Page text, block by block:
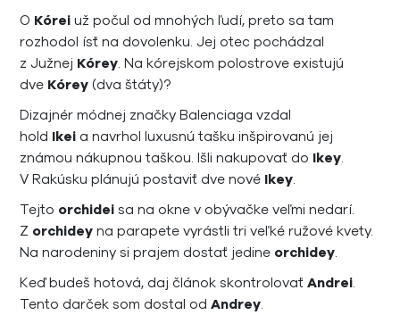
O Kórei už počul od mnohých ľudí, preto sa tam
rozhodol ísť na dovolenku. Jej otec pochádzal
z Južnej Kórey. Na kórejskom polostrove existujú
dve Kórey (dva štáty)?
Dizajnér módnej značky Balenciaga vzdal
hold Ikei a navrhol luxusnú tašku inšpirovanú jej
známou nákupnou taškou. Išli nakupovať do Ikey.
V Rakúsku plánujú postaviť dve nové Ikey.
Tejto orchidei sa na okne v obývačke veľmi nedarí.
Z orchidey na parapete vyrástli tri veľké ružové kvety.
Na narodeniny si prajem dostať jedine orchidey.
Keď budeš hotová, daj článok skontrolovaťAndrei.
Tento darček som dostal odAndrey.